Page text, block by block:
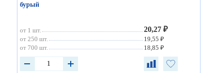
бурый
от 1 шт. 20,27 ₽
от 250 шт.
19,55 ₽
от 700 шт.
18,85 ₽